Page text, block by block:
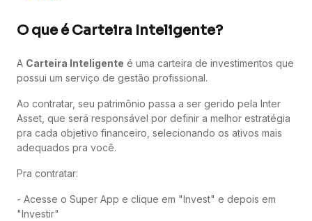
O que é Carteira Inteligente?
A Carteira Inteligente é uma carteira de investimentos que
possui um serviço de gestão profissional.
Ao contratar, seu patrimônio passa a ser gerido pela Inter
Asset, que será responsável por definir a melhor estratégia
pra cada objetivo financeiro, selecionando os ativos mais
adequados pra você.
Pra contratar:
- Acesse o Super App e clique em "Invest" e depois em
"Investir"